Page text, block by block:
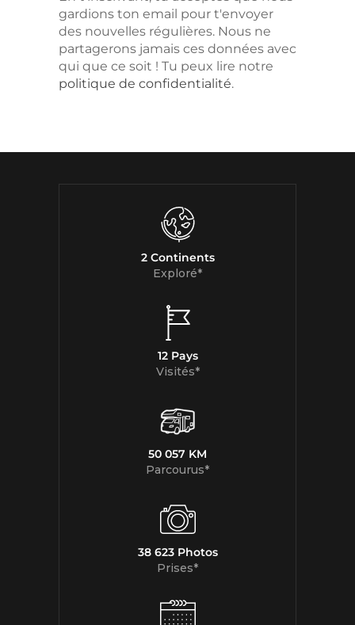
gardions ton email pour t'envoyer
des nouvelles régulières. Nous ne
partagerons jamais ces données avec
qui que ce soit ! Tu peux lire notre
politique de confidentialité.
2 Continents
Exploré*
12 Pays
Visités*
50 057 KM
Parcourus*
38 623 Photos
Prises*